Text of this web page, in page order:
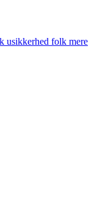
usikkerhed folk mere